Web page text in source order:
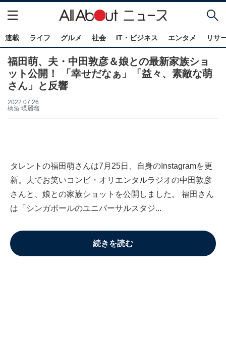
連載 ライフ グルメ 社会 IT・ビジネス エンタメ リサ
福田萌、夫・中田敦彦＆娘との最新家族ショ
ット公開！ 「幸せだなぁ」「益々、素敵な萌
さん」と反響
2022.07.26
橋酒 瑛麗瑠
タレントの福田萌さんは7月25日、自身のInstagramを更
新。夫でお笑いコンビ・オリエンタルラジオの中田敦彦
さんと、娘との家族ショットを公開しました。 福田さん
は「シンガポールのユニバーサルスタジ...
続きを読む